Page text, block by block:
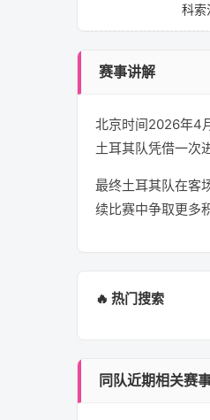
科索
赛事讲解
北京时间2026年4
土耳其队凭借一次
最终土耳其队在客
续比赛中争取更多
🔥 热门搜索
同队近期相关赛